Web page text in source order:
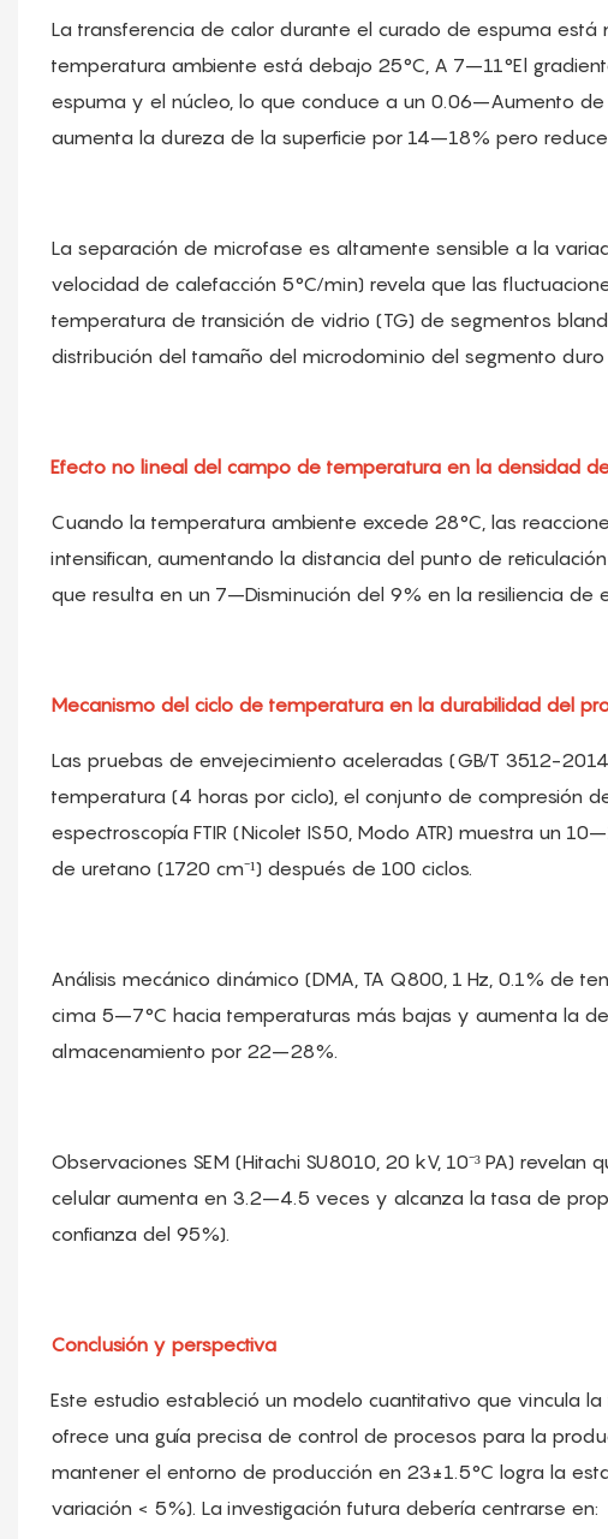
La transferencia de calor durante el curado de espuma
temperatura ambiente está debajo 25°C, A 7–11°El
espuma y el núcleo, lo que conduce a un 0.06–Aumento
aumenta la dureza de la superficie por 14–18% pero
La separación de microfase es altamente sensible a la
velocidad de calefacción 5°C/min) revela que las
temperatura de transición de vidrio (TG) de segmentos
distribución del tamaño del microdominio del segmento
Efecto no lineal del campo de temperatura en la densidad
Cuando la temperatura ambiente excede 28°C, las
intensifican, aumentando la distancia del punto de
que resulta en un 7–Disminución del 9% en la resiliencia de
Mecanismo del ciclo de temperatura en la durabilidad del
Las pruebas de envejecimiento aceleradas (GB/T 3512-
temperatura (4 horas por ciclo), el conjunto de compresión
espectroscopía FTIR (Nicolet IS50, Modo ATR) muestra un
de uretano (1720 cm⁻¹) después de 100 ciclos.
Análisis mecánico dinámico (DMA, TA Q800, 1 Hz, 0.1% de
cima 5–7°C hacia temperaturas más bajas y aumenta la
almacenamiento por 22–28%.
Observaciones SEM (Hitachi SU8010, 20 kV, 10⁻³ PA)
celular aumenta en 3.2–4.5 veces y alcanza la tasa de
confianza del 95%).
Conclusión y perspectiva
Este estudio estableció un modelo cuantitativo que vincula
ofrece una guía precisa de control de procesos para la
mantener el entorno de producción en 23±1.5°C logra la
variación < 5%). La investigación futura debería centrarse en: